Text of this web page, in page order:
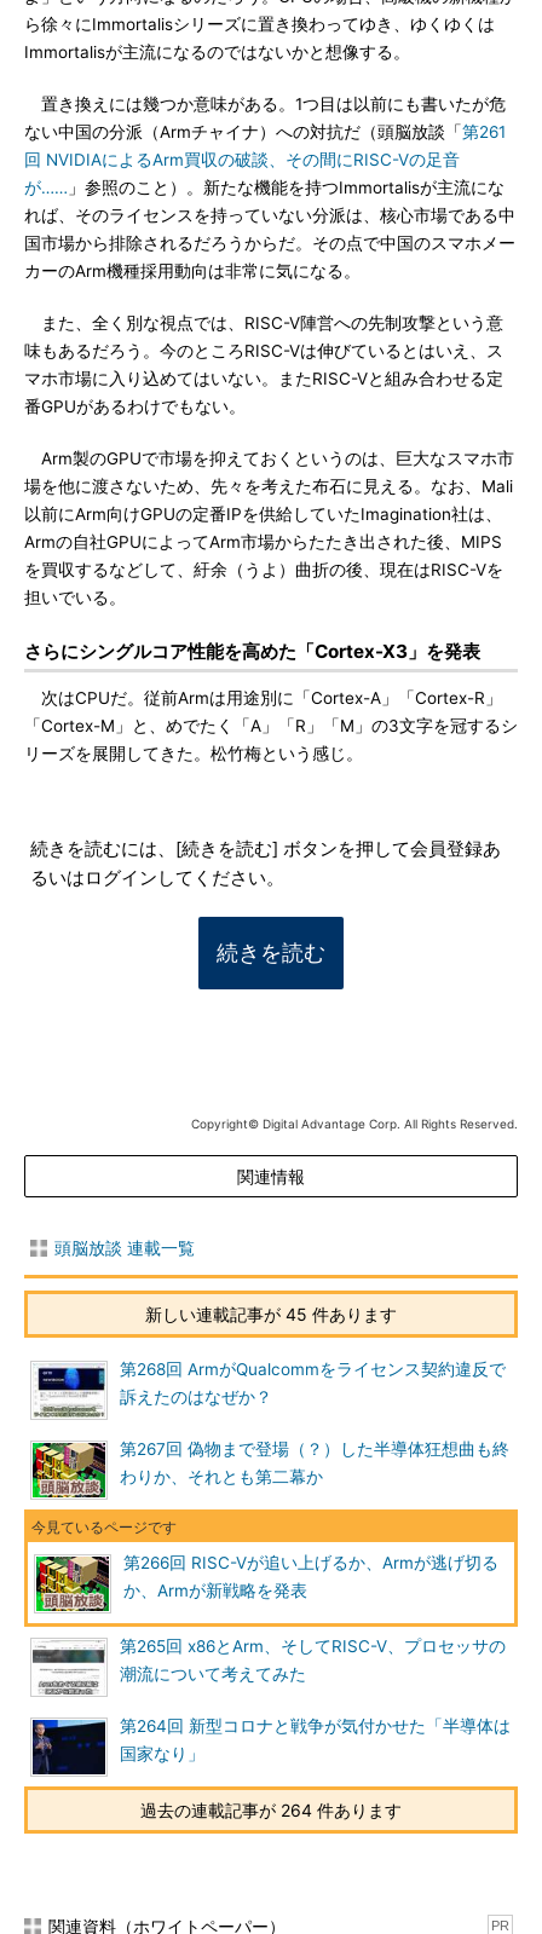
ら徐々にImmortalisシリーズに置き換わってゆき、ゆくゆくは
Immortalisが主流になるのではないかと想像する。
置き換えには幾つか意味がある。1つ目は以前にも書いたが危
ない中国の分派（Armチャイナ）への対抗だ（頭脳放談「第261
回 NVIDIAによるArm買収の破談、その間にRISC-Vの足音
が…… 」参照のこと）。新たな機能を持つImmortalisが主流にな
れば、そのライセンスを持っていない分派は、核心市場である中
国市場から排除されるだろうからだ。その点で中国のスマホメー
カーのArm機種採用動向は非常に気になる。
また、全く別な視点では、RISC-V陣営への先制攻撃という意
味もあるだろう。今のところRISC-Vは伸びているとはいえ、ス
マホ市場に入り込めてはいない。またRISC-Vと組み合わせる定
番GPUがあるわけでもない。
Arm製のGPUで市場を抑えておくというのは、巨大なスマホ市
場を他に渡さないため、先々を考えた布石に見える。なお、Mali
以前にArm向けGPUの定番IPを供給していたImagination社は、
Armの自社GPUによってArm市場からたたき出された後、MIPS
を買収するなどして、紆余（うよ）曲折の後、現在はRISC-Vを
担いでいる。
さらにシングルコア性能を高めた「Cortex-X3」を発表
次はCPUだ。従前Armは用途別に「Cortex-A」「Cortex-R」
「Cortex-M」と、めでたく「A」「R」「M」の3文字を冠するシ
リーズを展開してきた。松竹梅という感じ。
続きを読むには、[続きを読む] ボタンを押して会員登録あ
るいはログインしてください。
続きを読む
Copyright© Digital Advantage Corp. All Rights Reserved.
関連情報
頭脳放談 連載一覧
新しい連載記事が 45 件あります
第268回 ArmがQualcommをライセンス契約違反で
訴えたのはなぜか？
第267回 偽物まで登場（？）した半導体狂想曲も終
わりか、それとも第二幕か
第266回 RISC-Vが追い上げるか、Armが逃げ切る
か、Armが新戦略を発表
第265回 x86とArm、そしてRISC-V、プロセッサの
潮流について考えてみた
第264回 新型コロナと戦争が気付かせた「半導体は
国家なり」
過去の連載記事が 264 件あります
関連資料（ホワイトペーパー） PR